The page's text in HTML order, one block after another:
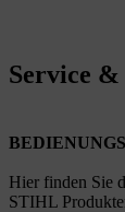
Service
Hier finden Sie
STIHL